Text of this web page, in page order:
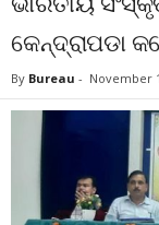
କେନ୍ଦ୍ରାପଡା
By Bureau - November